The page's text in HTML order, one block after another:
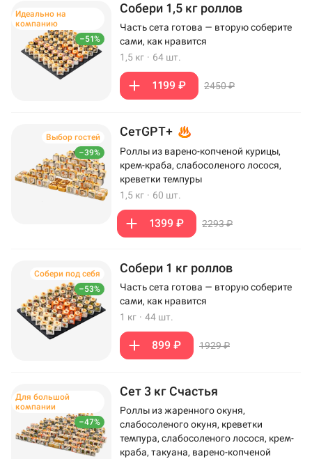
–51%
Идеально на
компанию
Собери 1,5 кг роллов
Часть сета готова — вторую соберите
сами, как нравится
1,5 кг · 64 шт.
1199 ₽ 2450 ₽
–39%
Выбор гостей СетGPT+
Роллы из варено-копченой курицы,
крем-краба, слабосоленого лосося,
креветки темпуры
1,5 кг · 60 шт.
1399 ₽ 2293 ₽
–53%
Собери под себя Собери 1 кг роллов
Часть сета готова — вторую соберите
сами, как нравится
1 кг · 44 шт.
899 ₽ 1929 ₽
–47%
Для большой
компании
Сет 3 кг Счастья
Роллы из жаренного окуня,
слабосоленого окуня, креветки
темпура, слабосоленого лосося, крем-
краба, такуана, варено-копченой